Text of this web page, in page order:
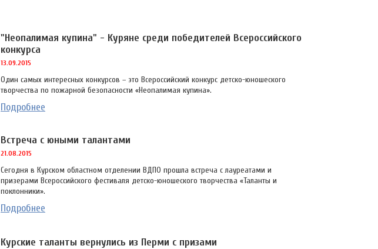
"Неопалимая купина" - Куряне среди победителей Всероссийского
конкурса
13.09.2015
Один самых интересных конкурсов – это Всероссийский конкурс детско-юношеского
творчества по пожарной безопасности «Неопалимая купина».
Подробнее
Встреча с юными талантами
21.08.2015
Сегодня в Курском областном отделении ВДПО прошла встреча с лауреатами и
призерами Всероссийского фестиваля детско-юношеского творчества «Таланты и
поклонники».
Подробнее
Курские таланты вернулись из Перми с призами